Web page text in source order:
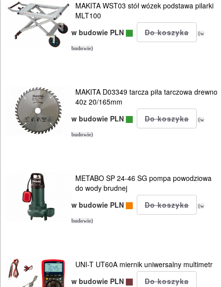
MAKITA WST03 stół wózek podstawa pilarki
MLT100
w budowie PLN
(w
budowie)
MAKITA D03349 tarcza piła tarczowa drewno
40z 20/165mm
w budowie PLN
(w
budowie)
METABO SP 24-46 SG pompa powodziowa
do wody brudnej
w budowie PLN
(w
budowie)
UNI-T UT60A miernik uniwersalny multimetr
w budowie PLN